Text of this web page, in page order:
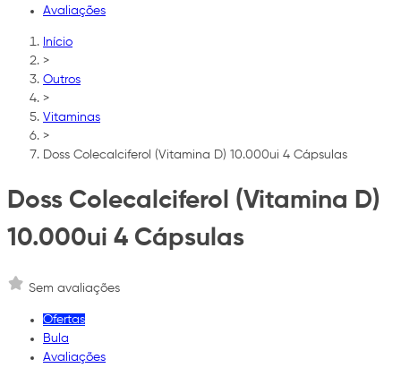
Avaliações
Início
>
Outros
>
Vitaminas
>
Doss Colecalciferol (Vitamina D) 10.000ui 4 Cápsulas
Doss Colecalciferol (Vitamina D)
10.000ui 4 Cápsulas
Sem avaliações
Ofertas
Bula
Avaliações